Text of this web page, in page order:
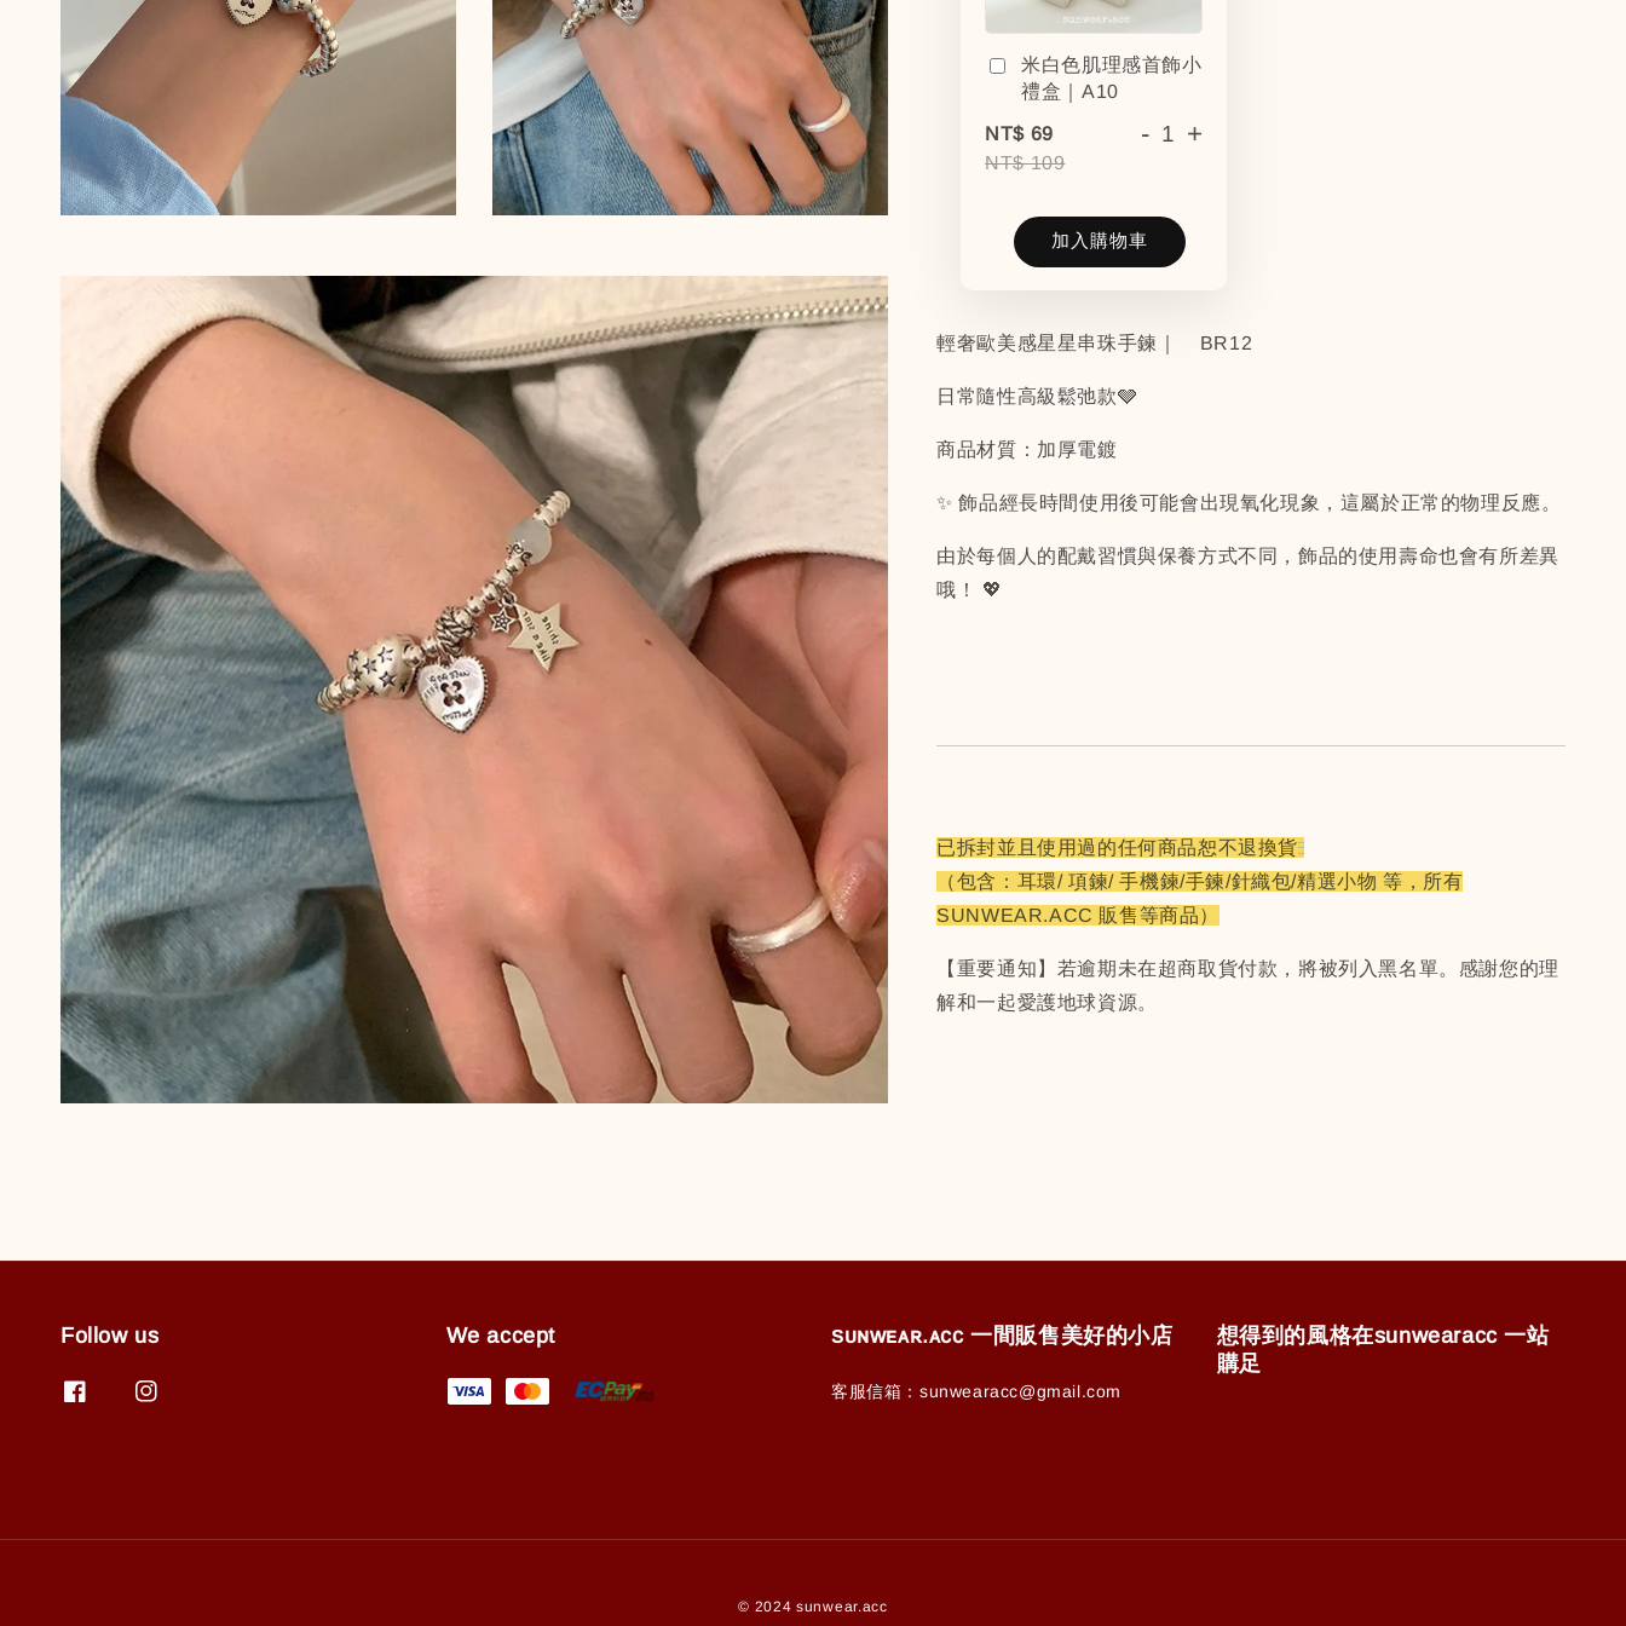
米白色肌理感首飾小
禮盒｜A10
NT$ 69
NT$ 109
- +
加入購物車
輕奢歐美感星星串珠手鍊｜ BR12
日常隨性高級鬆弛款🩶
商品材質：加厚電鍍
✨ 飾品經長時間使用後可能會出現氧化現象，這屬於正常的物理反應。
由於每個人的配戴習慣與保養方式不同，飾品的使用壽命也會有所差異
哦！ 💖
已拆封並且使用過的任何商品恕不退換貨
（包含：耳環/ 項鍊/ 手機鍊/手鍊/針織包/精選小物 等，所有
SUNWEAR.ACC 販售等商品）
【重要通知】若逾期未在超商取貨付款，將被列入黑名單。感謝您的理
解和一起愛護地球資源。
Follow us We accept ꜱᴜɴᴡᴇᴀʀ.ᴀᴄᴄ 一間販售美好的小店
客服信箱：sunwearacc@gmail.com
想得到的風格在sunwearacc 一站
購足
© 2024 sunwear.acc